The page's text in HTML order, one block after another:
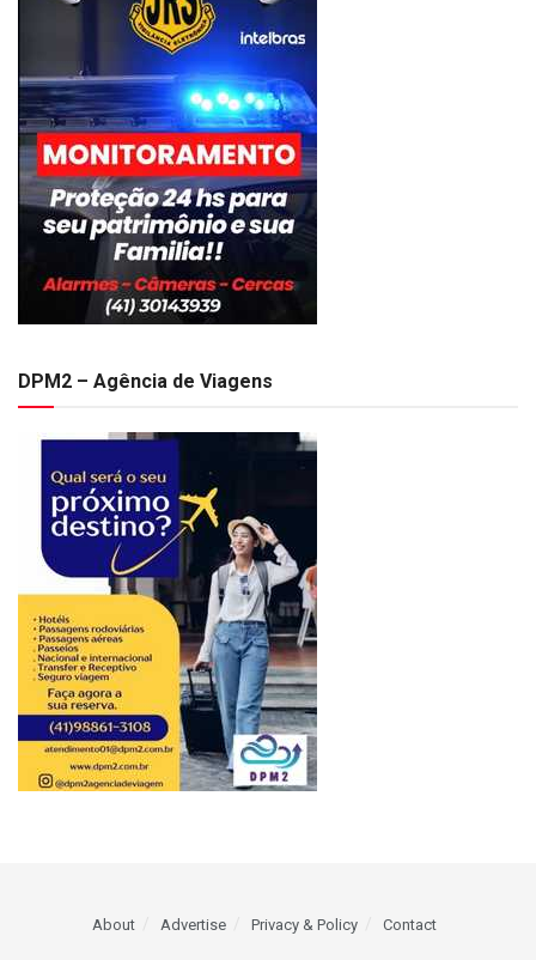
DPM2 – Agência de Viagens
About Advertise Privacy & Policy Contact